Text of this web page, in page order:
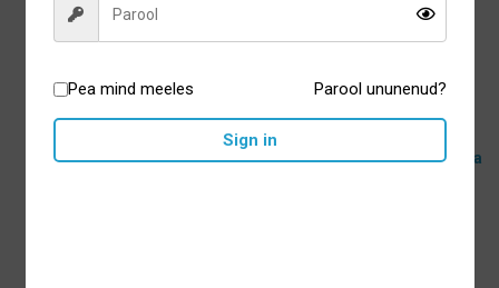
saab
tootelehel.
Valikuid
saab
tootelehel.
TePe hambavaheharjad
TePe hambavaheharjad Extra
Pea mind meeles Parool ununenud?
Sign in